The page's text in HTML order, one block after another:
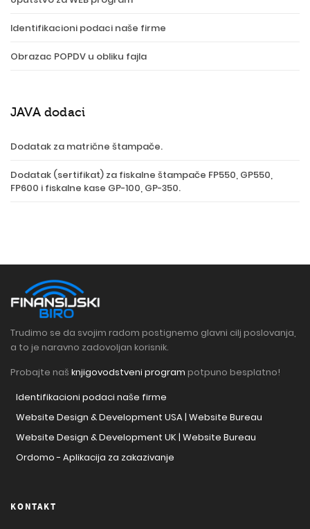
Identifikacioni podaci naše firme
Obrazac POPDV u obliku fajla
JAVA dodaci
Dodatak za matrične štampače.
Dodatak (sertifikat) za fiskalne štampače FP550, GP550,
FP600 i fiskalne kase GP-100, GP-350.
Trudimo se da svojim radom postignemo glavni cilj poslovanja,
a to je naravno zadovoljan korisnik.
Probajte naš knjigovodstveni program potpuno besplatno!
Identifikacioni podaci naše firme
Website Design & Development USA | Website Bureau
Website Design & Development UK | Website Bureau
Ordomo - Aplikacija za zakazivanje
KONTAKT